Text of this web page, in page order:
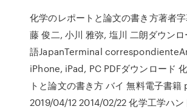
化学のレポートと論文の書き方著者
藤 俊二, 小川 雅弥, 塩川 二朗ダウン
語JapanTerminal
iPhone, iPad, PC PDFダウンロード
トと論文の書き方 バイ 無料電子書籍
2019/04/12 2014/02/22 化学工学ハン